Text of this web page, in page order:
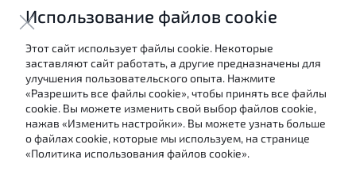
Отправить сообщение
Настоящие материалы являются собственностью
АНО «Межотраслевой экспертный центр» и не могут
быть использованы в каких-либо целях (в том числе
посредством цитирования или ссылки в средствах
массовой информации) без письменного согласия
авторов.
Использование файлов cookie
Этот сайт использует файлы cookie. Некоторые
заставляют сайт работать, а другие предназначены для
улучшения пользовательского опыта. Нажмите
«Разрешить все файлы cookie», чтобы принять все файлы
cookie. Вы можете изменить свой выбор файлов cookie,
нажав «Изменить настройки». Вы можете узнать больше
о файлах cookie, которые мы используем, на странице
«Политика использования файлов cookie».